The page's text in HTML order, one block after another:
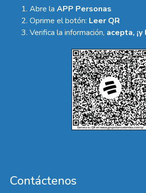
Abre la APP Personas
Oprime el botón: Leer QR
Verifica la información, acepta,
Contáctenos